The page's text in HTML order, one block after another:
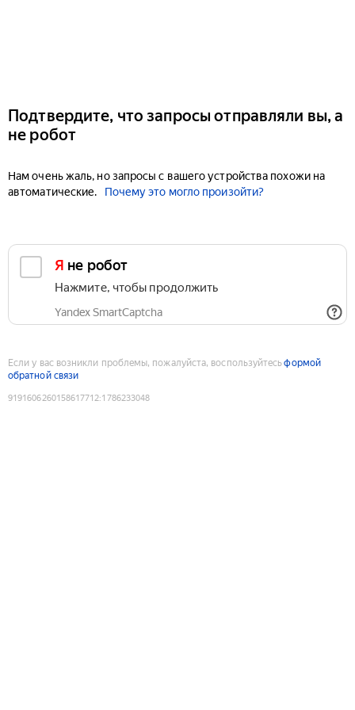
Подтвердите, что запросы отправляли вы, а
не робот
Нам очень жаль, но запросы с вашего устройства похожи на
автоматические.
Почему это могло произойти?
Я не робот
Нажмите, чтобы продолжить
Yandex SmartCaptcha
Если у вас возникли проблемы, пожалуйста, воспользуйтесьформой
обратной связи
9191606260158617712:1786233048